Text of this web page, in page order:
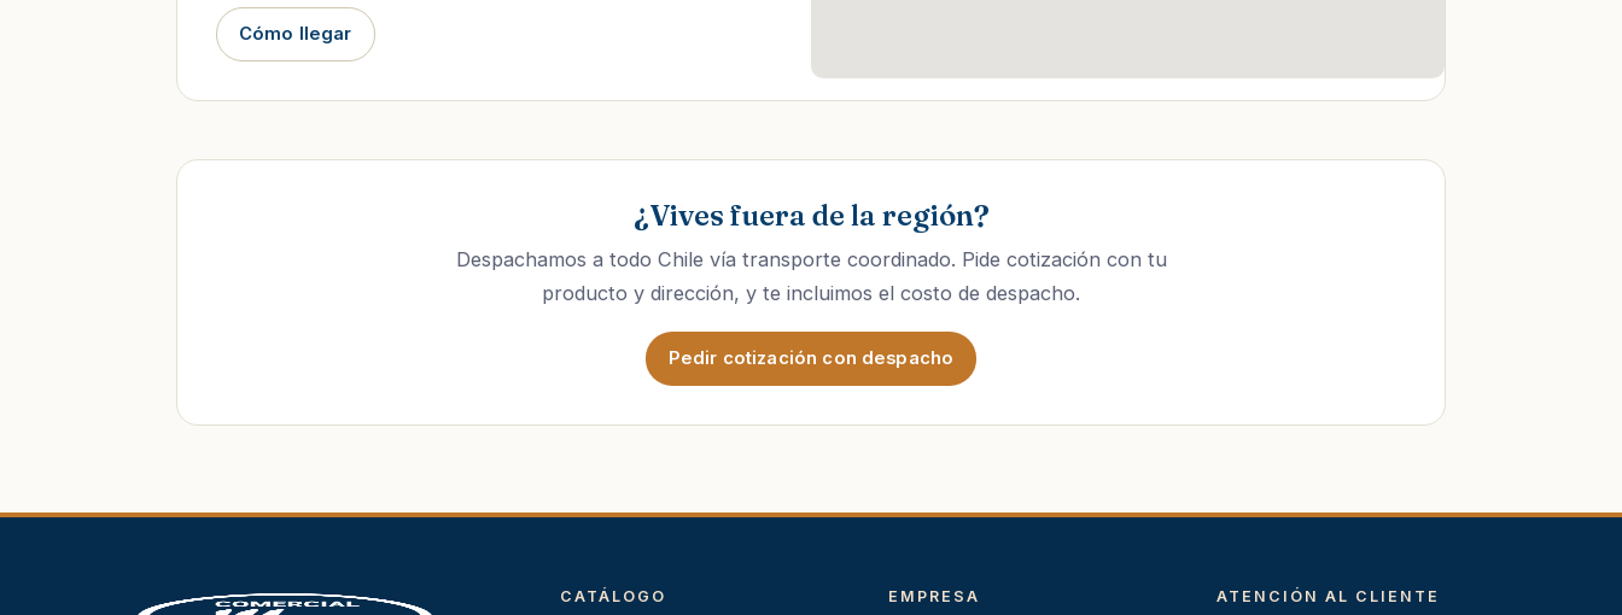
Cómo llegar
¿Vives fuera de la región?
Despachamos a todo Chile vía transporte coordinado. Pide cotización con tu
producto y dirección, y te incluimos el costo de despacho.
Pedir cotización con despacho
CATÁLOGO EMPRESA ATENCIÓN AL CLIENTE